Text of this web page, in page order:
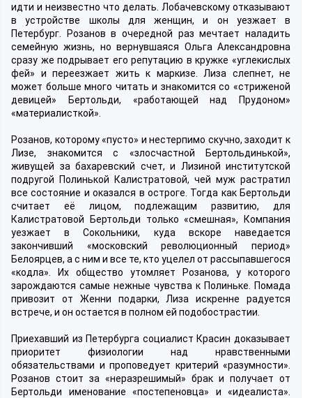
идти и неизвестно что делать. Лобачевскому отказывают
в устройстве школы для женщин, и он уезжает в
Петербург. Розанов в очередной раз мечтает наладить
семейную жизнь, но вернувшаяся Ольга Александровна
сразу же подрывает его репутацию в кружке «углекислых
фей» и переезжает жить к маркизе. Лиза слепнет, не
может больше много читать и знакомится со «стриженой
девицей» Бертольди, «работающей над Прудоном»
«материалисткой».
Розанов, которому «пусто» и нестерпимо скучно, заходит к
Лизе, знакомится с «злосчастной Бертольдинькой»,
живущей за бахаревский счет, и Лизиной институтской
подругой Полинькой Калистратовой, чей муж растратил
все состояние и оказался в остроге. Тогда как Бертольди
считает её лицом, подлежащим развитию, для
Калистратовой Бертольди только «смешная», Компания
уезжает в Сокольники, куда вскоре наведается
закончивший «московский революционный период»
Белоярцев, а с ним и все те, кто уцелел от рассыпавшегося
«кодла». Их общество утомляет Розанова, у которого
зарождаются самые нежные чувства к Полиньке. Помада
привозит от Женни подарки, Лиза искренне радуется
встрече, и он остается в полном ей подобострастии.
Приехавший из Петербурга социалист Красин доказывает
приоритет физиологии над нравственными
обязательствами и проповедует критерий «разумности».
Розанов стоит за «неразрешимый» брак и получает от
Бертольди именование «постепеновца» и «идеалиста».